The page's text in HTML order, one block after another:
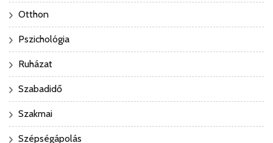
Otthon
Pszichológia
Ruházat
Szabadidő
Szakmai
Szépségápolás